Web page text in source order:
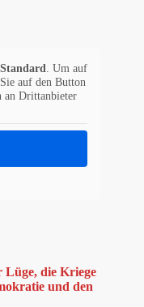
Standard
. Um auf
auf den Button
an Drittanbieter
Lüge, die Kriege
und den